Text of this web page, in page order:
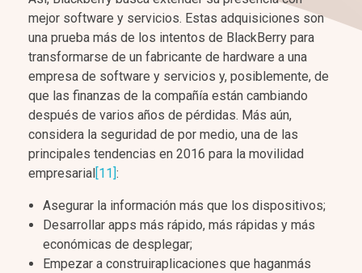
mejor software y servicios. Estas adquisiciones son
una prueba más de los intentos de BlackBerry para
transformarse de un fabricante de hardware a una
empresa de software y servicios y, posiblemente, de
que las finanzas de la compañía están cambiando
después de varios años de pérdidas. Más aún,
considera la seguridad de por medio, una de las
principales tendencias en 2016 para la movilidad
empresarial[11]:
Asegurar la información más que los dispositivos;
Desarrollar apps más rápido, más rápidas y más
económicas de desplegar;
Empezar a construiraplicaciones que haganmás